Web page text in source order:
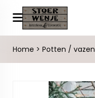
Home > Potten / vazen